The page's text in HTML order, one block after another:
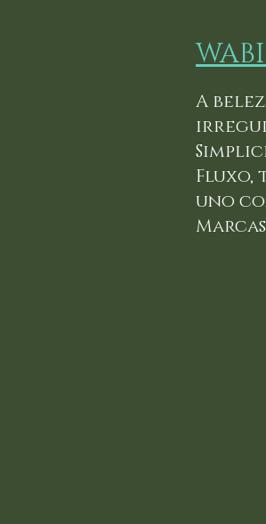
A
Fluxo,
uno